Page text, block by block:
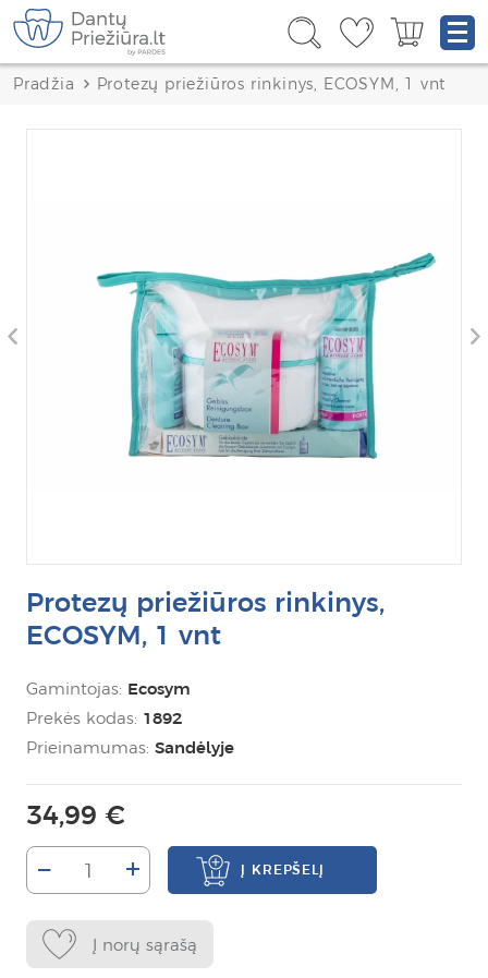
Pradžia Protezų priežiūros rinkinys, ECOSYM, 1 vnt
Protezų priežiūros rinkinys,
ECOSYM, 1 vnt
Gamintojas: Ecosym
Prekės kodas: 1892
Prieinamumas: Sandėlyje
34,99 €
– + Į KREPŠELĮ
Į norų sąrašą